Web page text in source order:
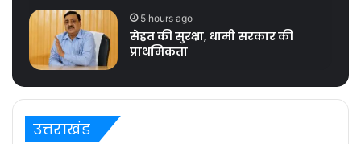
5 hours ago
सेहत की सुरक्षा, धामी सरकार की
प्राथमिकता
उत्तराखंड